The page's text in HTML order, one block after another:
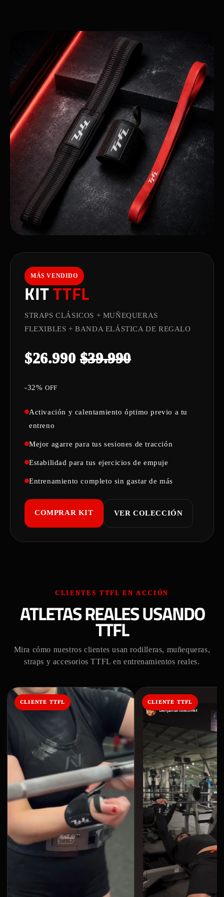
MÁS VENDIDO
KITTTFL
STRAPS CLÁSICOS + MUÑEQUERAS
FLEXIBLES + BANDA ELÁSTICA DE REGALO
$26.990$39.990
-32% OFF
Activación y calentamiento óptimo previo a tu
entreno
Mejor agarre para tus sesiones de tracción
Estabilidad para tus ejercicios de empuje
Entrenamiento completo sin gastar de más
COMPRAR KIT VER COLECCIÓN
CLIENTES TTFL EN ACCIÓN
ATLETAS REALES USANDO
TTFL
Mira cómo nuestros clientes usan rodilleras, muñequeras,
straps y accesorios TTFL en entrenamientos reales.
CLIENTE TTFL CLIENTE TTFL